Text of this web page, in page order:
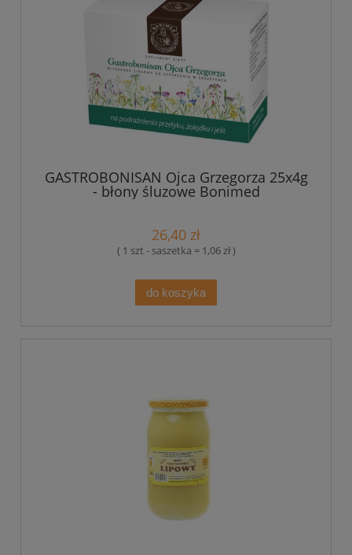
GASTROBONISAN Ojca Grzegorza 25x4g
- błony śluzowe Bonimed
26,40 zł
( 1 szt - saszetka = 1,06 zł )
do koszyka